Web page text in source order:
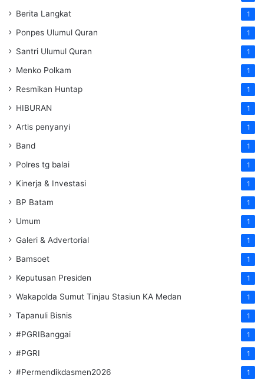
Berita Langkat 1
Ponpes Ulumul Quran 1
Santri Ulumul Quran 1
Menko Polkam 1
Resmikan Huntap 1
HIBURAN 1
Artis penyanyi 1
Band 1
Polres tg balai 1
Kinerja & Investasi 1
BP Batam 1
Umum 1
Galeri & Advertorial 1
Bamsoet 1
Keputusan Presiden 1
Wakapolda Sumut Tinjau Stasiun KA Medan 1
Tapanuli Bisnis 1
#PGRIBanggai 1
#PGRI 1
#Permendikdasmen2026 1